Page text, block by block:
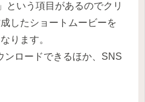
という項目があるのでクリ
したショートムービーを
ります。
ンロードできるほか、SNS